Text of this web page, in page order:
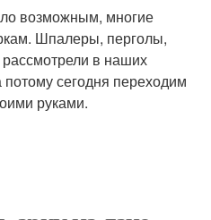
возможным, многие
Шпалеры, перголы,
в наших
сегодня переходим
руками.